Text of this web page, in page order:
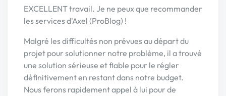
EXCELLENT travail. Je ne peux que recommander
les services d'Axel (ProBlog) !
Malgré les difficultés non prévues au départ du
projet pour solutionner notre problème, il a trouvé
une solution sérieuse et fiable pour le régler
définitivement en restant dans notre budget.
Nous ferons rapidement appel à lui pour de